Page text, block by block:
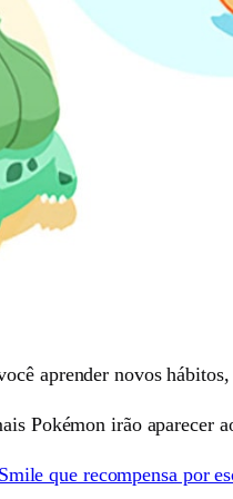
aprender novos
Pokémon irão aparecer
que recompensa por